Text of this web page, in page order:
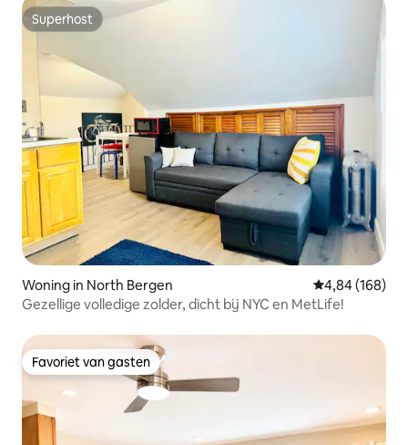
Superhost
Superhost
Woning in North Bergen Gemiddelde
4,84 (168)
Gezellige volledige zolder, dicht bij NYC en MetLife!
Favoriet van gasten
Favoriet van gasten